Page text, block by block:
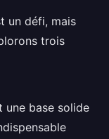
un défi, mais
trois
une base solide